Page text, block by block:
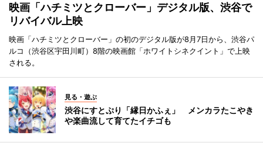
映画「ハチミツとクローバー」デジタル版、渋谷で
リバイバル上映
映画「ハチミツとクローバー」の初のデジタル版が8月7日から、渋谷パ
ルコ（渋谷区宇田川町）8階の映画館「ホワイトシネクイント」で上映
される。
見る・遊ぶ
渋谷にすとぷり「縁日かふぇ」 メンカラたこやき
や楽曲流して育てたイチゴも